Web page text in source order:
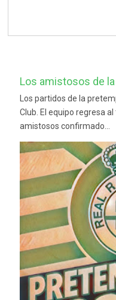
Los amistosos de
Los partidos de la
Club. El equipo regresa
amistosos confirmado...